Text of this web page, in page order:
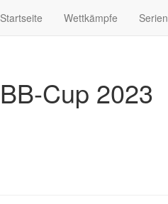
Startseite Wettkämpfe Serien
BB-Cup 2023